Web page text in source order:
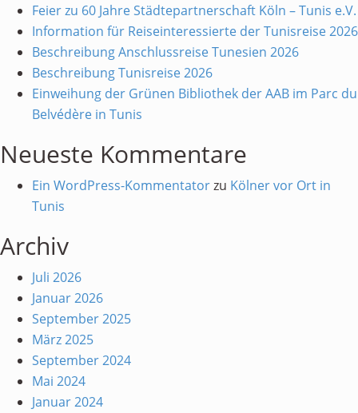
Feier zu 60 Jahre Städtepartnerschaft Köln – Tunis e.V.
Information für Reiseinteressierte der Tunisreise 2026
Beschreibung Anschlussreise Tunesien 2026
Beschreibung Tunisreise 2026
Einweihung der Grünen Bibliothek der AAB im Parc du
Belvédère in Tunis
Neueste Kommentare
Ein WordPress-Kommentatorzu Kölner vor Ort in
Tunis
Archiv
Juli 2026
Januar 2026
September 2025
März 2025
September 2024
Mai 2024
Januar 2024